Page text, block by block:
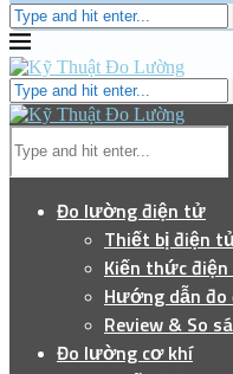
Đo lường điện tử
Thiết bị điện
Kiến thức
Hướng dẫn đo
Review & So
Đo lường cơ khí